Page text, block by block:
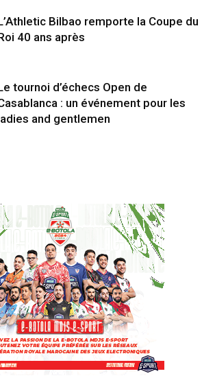
Bilbao remporte la Coupe du
40 ans après
tournoi d’échecs Open de
: un événement pour les
and gentlemen